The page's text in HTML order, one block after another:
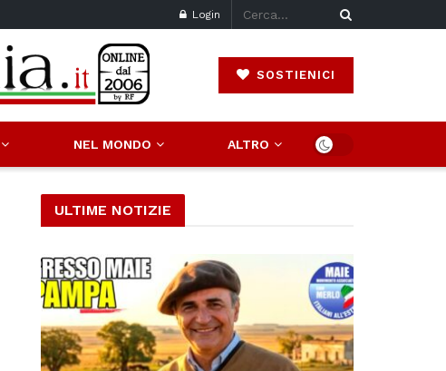
Login
SOSTIENICI
NEL MONDO ALTRO
ULTIME NOTIZIE